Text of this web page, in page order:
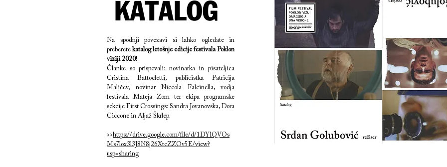
KATALOG
Na spodnji povezavi si lahko ogledate in
preberete katalog letošnje edicije festivala Poklon
viziji 2020!
Članke so prispevali: novinarka in pisateljica
Cristina Battocletti, publicistka Patricija
Maličev, novinar Niccola Falcinella, vodja
festivala Mateja Zorn ter ekipa programske
sekcije First Crossings: Sandra Jovanovska, Dora
Ciccone in Aljaž Škrlep.
>>https://drive.google.com/file/d/1DYlQVOs
Ms7lox3l3J8N8j26XtcZZOv5E/view?
usp=sharing